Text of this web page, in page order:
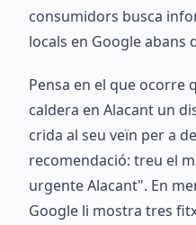
consumidors busca
locals en Google abans
Pensa en el que ocorre
caldera en Alacant un
crida al seu veïn per a
recomendació: treu el
urgente Alacant". En
Google li mostra tres